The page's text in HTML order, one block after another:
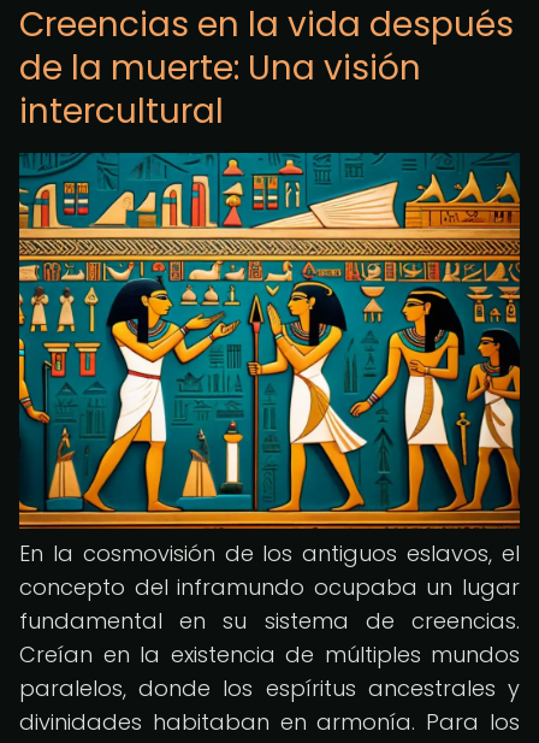
Creencias en la vida después
de la muerte: Una visión
intercultural
En la cosmovisión de los antiguos eslavos, el
concepto del inframundo ocupaba un lugar
fundamental en su sistema de creencias.
Creían en la existencia de múltiples mundos
paralelos, donde los espíritus ancestrales y
divinidades habitaban en armonía. Para los